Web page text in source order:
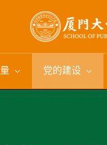
党的建设